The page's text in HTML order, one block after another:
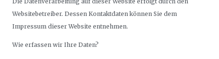
Websitebetreiber. Dessen Kontaktdaten können Sie dem
Impressum dieser Website entnehmen.
Wie erfassen wir Ihre Daten?